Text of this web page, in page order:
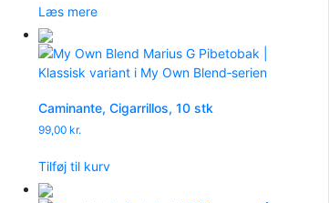
Læs mere
Caminante, Cigarrillos, 10 stk
99,00 kr.
Tilføj til kurv